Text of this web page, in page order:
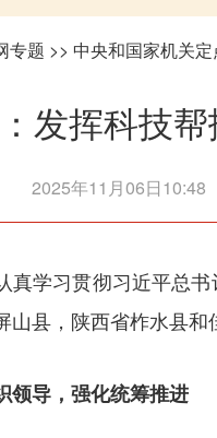
专题 >> 中央和国家机关
发挥科技
2025年11月06日10:48
真学习贯彻习近平总
山县，陕西省柞水县和
领导，强化统筹推进